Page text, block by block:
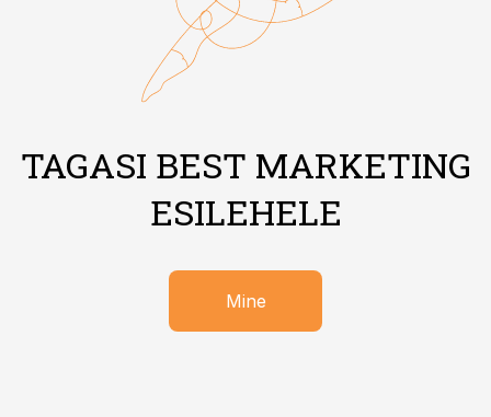
TAGASI BEST MARKETING
ESILEHELE
Mine